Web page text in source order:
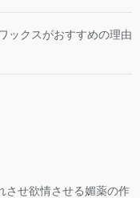
ックスがおすすめの理由
させ欲情させる媚薬の作